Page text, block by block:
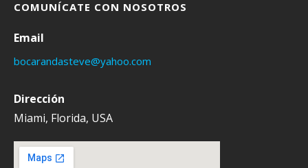
COMUNÍCATE CON NOSOTROS
Email
bocarandasteve@yahoo.com
Dirección
Miami, Florida, USA